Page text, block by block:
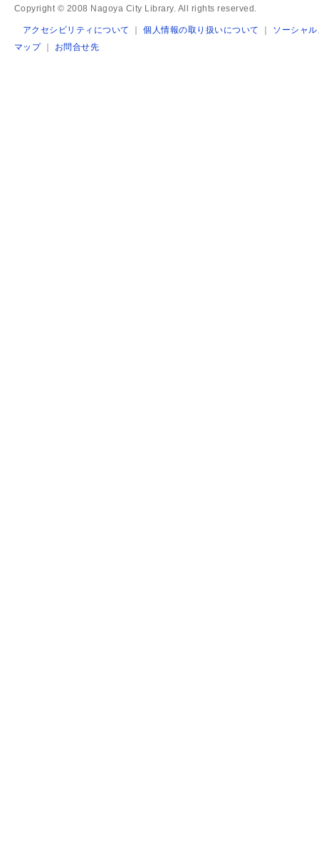
Copyright © 2008 Nagoya City Library. All rights reserved.
アクセシビリティについて ｜個人情報の取り扱いについて ｜ ソーシャ
マップ｜ お問合せ先